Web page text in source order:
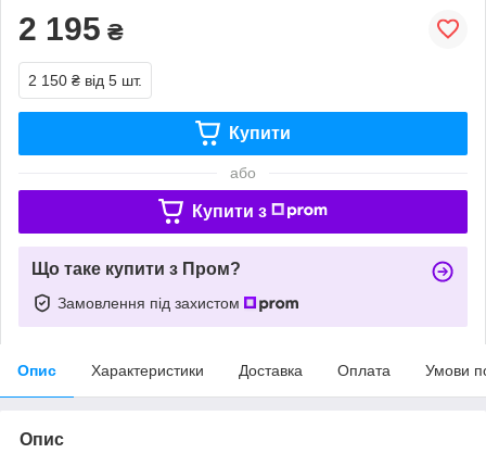
2 195 ₴
2 150 ₴ від 5 шт.
Купити
або
Купити з
Що таке купити з Пром?
Замовлення під захистом
Опис Характеристики Доставка Оплата Умови
Опис